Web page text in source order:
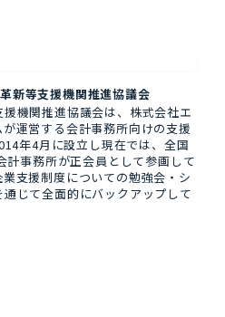
新等支援機関推進協議会
援機関推進協議会は、株式会社エ
運営する会計事務所向けの支援
年4月に設立し現在では、全国
計事務所が正会員として参画して
支援制度についての勉強会・シ
通じて全面的にバックアップして